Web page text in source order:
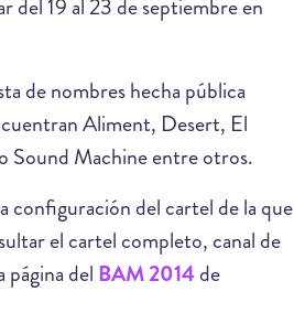
19 al 23 de septiembre en
de nombres hecha pública
Aliment, Desert, El
Machine entre otros.
configuración del cartel de la que
el cartel completo, canal de
página del BAM 2014de